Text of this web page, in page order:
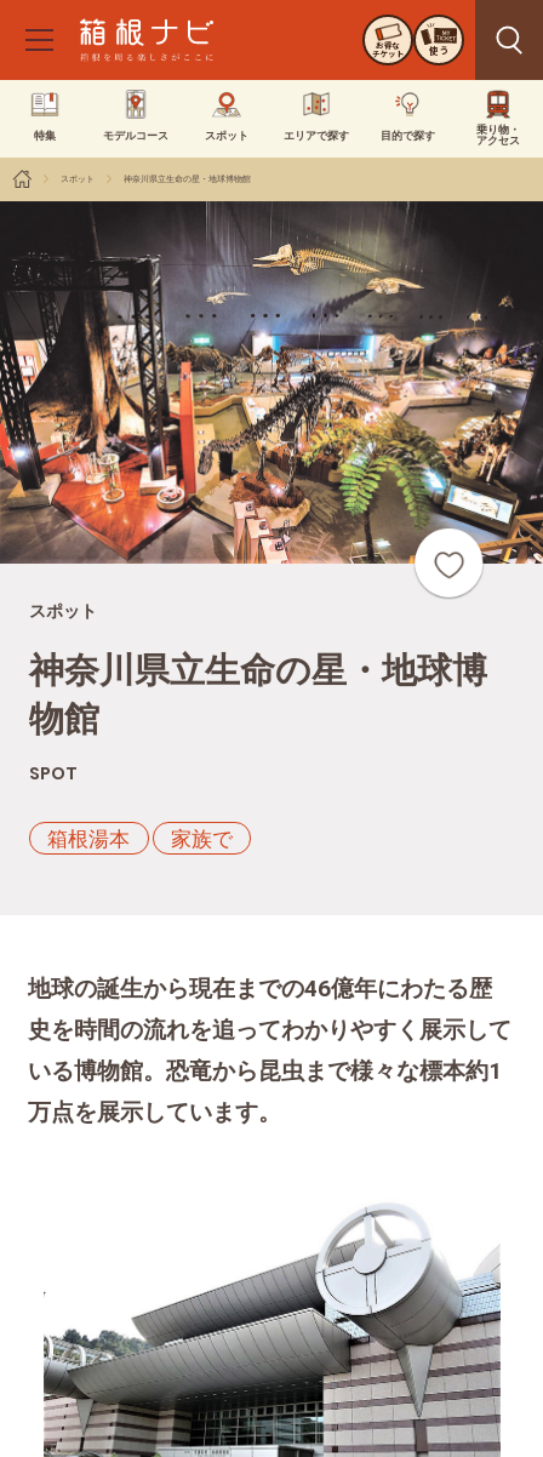
お得な
チケット 使う
特集 モデルコース スポット エリアで探す 目的で探す
乗り物・
アクセス
スポット 神奈川県立生命の星・地球博物館
スポット
神奈川県立生命の星・地球博
物館
SPOT
箱根湯本 家族で
地球の誕生から現在までの46億年にわたる歴
史を時間の流れを追ってわかりやすく展示して
いる博物館。恐竜から昆虫まで様々な標本約1
万点を展示しています。